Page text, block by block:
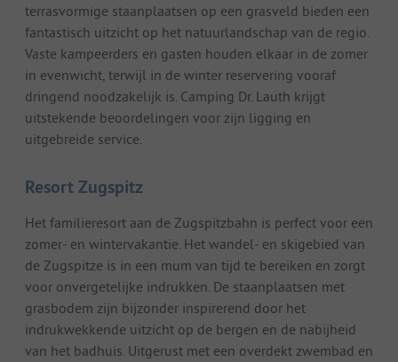
terrasvormige staanplaatsen op een grasveld bieden een
fantastisch uitzicht op het natuurlandschap van de regio.
Vaste kampeerders en gasten houden elkaar in de zomer
in evenwicht, terwijl in de winter reservering vooraf
dringend noodzakelijk is. Camping Dr. Lauth krijgt
uitstekende beoordelingen voor zijn ligging en
uitgebreide service.
Resort Zugspitz
Het familieresort aan de Zugspitzbahn is perfect voor een
zomer- en wintervakantie. Het wandel- en skigebied van
de Zugspitze is in een mum van tijd te bereiken en zorgt
voor onvergetelijke indrukken. De staanplaatsen met
grasbodem zijn bijzonder inspirerend door het
indrukwekkende uitzicht op de bergen en de nabijheid
van het badhuis. Uitgerust met een overdekt zwembad en